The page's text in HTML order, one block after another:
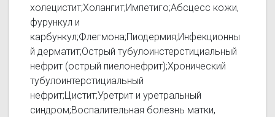
холецистит;Холангит;Импетиго;Абсцесс кожи,
фурункул и
карбункул;Флегмона;Пиодермия;Инфекционны
й дерматит;Острый тубулоинстерстициальный
нефрит (острый пиелонефрит);Хронический
тубулоинтерстициальный
нефрит;Цистит;Уретрит и уретральный
синдром;Воспалительная болезнь матки,